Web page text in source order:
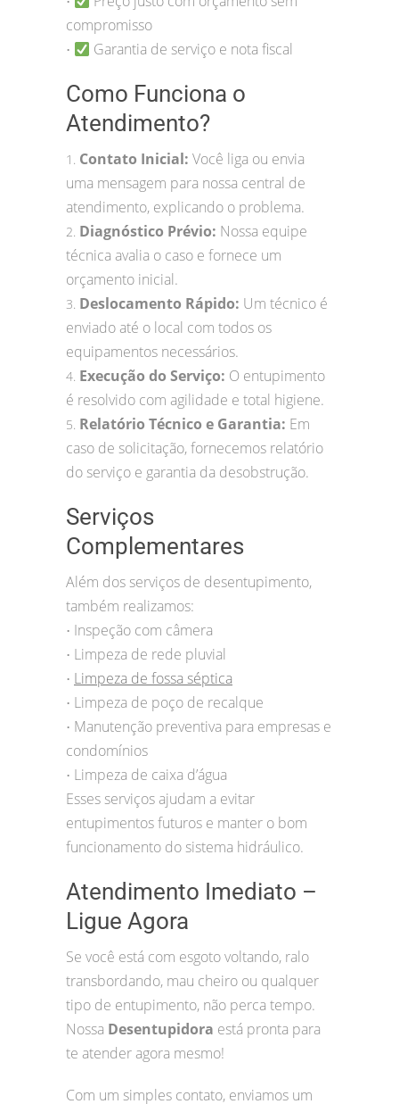
compromisso
• Garantia de serviço e nota fiscal
Como Funciona o
Atendimento?
1. Contato Inicial: Você liga ou envia
uma mensagem para nossa central de
atendimento, explicando o problema.
2. Diagnóstico Prévio: Nossa equipe
técnica avalia o caso e fornece um
orçamento inicial.
3. Deslocamento Rápido: Um técnico é
enviado até o local com todos os
equipamentos necessários.
4. Execução do Serviço: O entupimento
é resolvido com agilidade e total higiene.
5. Relatório Técnico e Garantia: Em
caso de solicitação, fornecemos relatório
do serviço e garantia da desobstrução.
Serviços
Complementares
Além dos serviços de desentupimento,
também realizamos:
• Inspeção com câmera
• Limpeza de rede pluvial
• Limpeza de fossa séptica
• Limpeza de poço de recalque
• Manutenção preventiva para empresas e
condomínios
• Limpeza de caixa d’água
Esses serviços ajudam a evitar
entupimentos futuros e manter o bom
funcionamento do sistema hidráulico.
Atendimento Imediato –
Ligue Agora
Se você está com esgoto voltando, ralo
transbordando, mau cheiro ou qualquer
tipo de entupimento, não perca tempo.
Nossa Desentupidora está pronta para
te atender agora mesmo!
Com um simples contato, enviamos um